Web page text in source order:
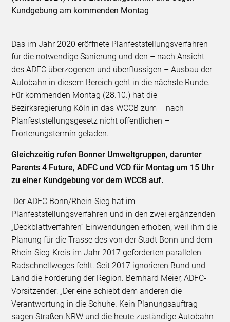
Kundgebung am kommenden Montag
Das im Jahr 2020 eröffnete Planfeststellungsverfahren
für die notwendige Sanierung und den – nach Ansicht
des ADFC überzogenen und überflüssigen – Ausbau der
Autobahn in diesem Bereich geht in die nächste Runde.
Für kommenden Montag (28.10.) hat die
Bezirksregierung Köln in das WCCB zum – nach
Planfeststellungsgesetz nicht öffentlichen –
Erörterungstermin geladen.
Gleichzeitig rufen Bonner Umweltgruppen, darunter
Parents 4 Future, ADFC und VCD für Montag um 15 Uhr
zu einer Kundgebung vor dem WCCB auf.
Der ADFC Bonn/Rhein-Sieg hat im
Planfeststellungsverfahren und in den zwei ergänzenden
„Deckblattverfahren“ Einwendungen erhoben, weil ihm die
Planung für die Trasse des von der Stadt Bonn und dem
Rhein-Sieg-Kreis im Jahr 2017 geforderten parallelen
Radschnellweges fehlt. Seit 2017 ignorieren Bund und
Land die Forderung der Region. Bernhard Meier, ADFC-
Vorsitzender: „Der eine schiebt dem anderen die
Verantwortung in die Schuhe. Kein Planungsauftrag
sagen Straßen.NRW und die heute zuständige Autobahn